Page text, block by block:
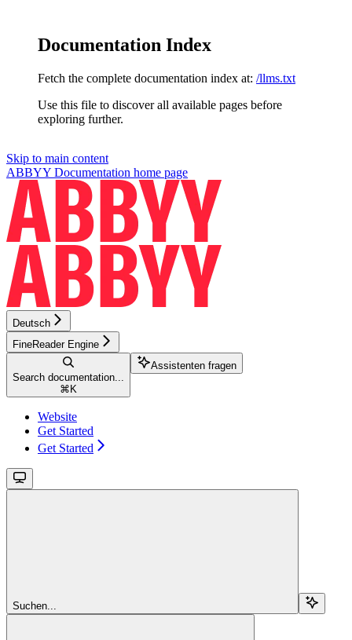
Documentation Index
Fetch the complete documentation index at: /llms.txt
Use this file to discover all available pages before
exploring further.
Skip to main content
ABBYY Documentation home page
Deutsch
FineReader Engine
Search documentation...
⌘ K
Assistenten fragen
Website
Get Started
Get Started
Suchen...